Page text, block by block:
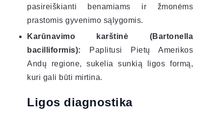
pasireiškianti benamiams ir žmonėms
prastomis gyvenimo sąlygomis.
Karūnavimo karštinė (Bartonella
bacilliformis): Paplitusi Pietų Amerikos
Andų regione, sukelia sunkią ligos formą,
kuri gali būti mirtina.
Ligos diagnostika